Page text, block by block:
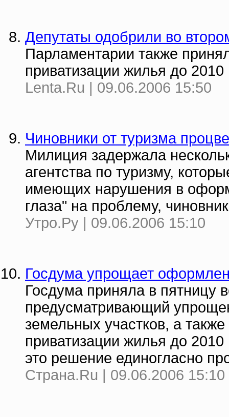
Депутаты одобрили во
Парламентарии также
приватизации жилья до 2010
Lenta.Ru | 09.06.2006 15:50
Чиновники от туризма
Милиция задержала
агентства по туризму,
имеющих нарушения в
глаза" на проблему,
Утро.Ру | 09.06.2006 15:10
Госдума упрощает
Госдума приняла в пятницу
предусматривающий
земельных участков, а
приватизации жилья до
это решение единогласно
Страна.Ru | 09.06.2006 15:10